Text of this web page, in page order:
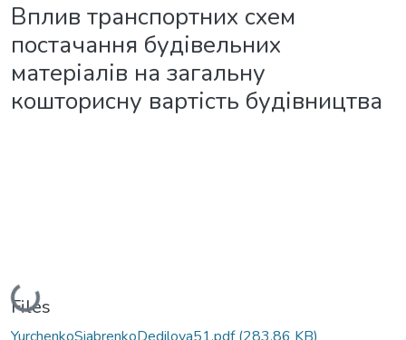
Вплив транспортних схем
постачання будівельних
матеріалів на загальну
кошторисну вартість будівництва
Loading...
Files